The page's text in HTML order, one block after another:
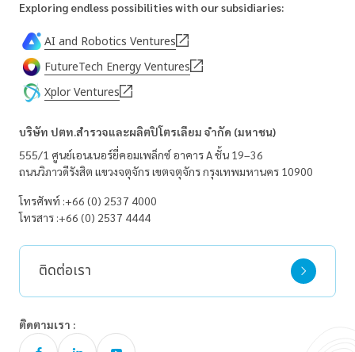
Exploring endless possibilities with our subsidiaries:
AI and Robotics Ventures
FutureTech Energy Ventures
Xplor Ventures
บริษัท ปตท.สำรวจและผลิตปิโตรเลียม จำกัด (มหาชน)
555/1 ศูนย์เอนเนอร์ยี่คอมเพล็กซ์ อาคาร A ชั้น 19–36
ถนนวิภาวดีรังสิต แขวงจตุจักรเขตจตุจักรกรุงเทพมหานคร 10900
โทรศัพท์ :+66 (0) 2537 4000
โทรสาร :+66 (0) 2537 4444
ติดต่อเรา
ติดตามเรา :